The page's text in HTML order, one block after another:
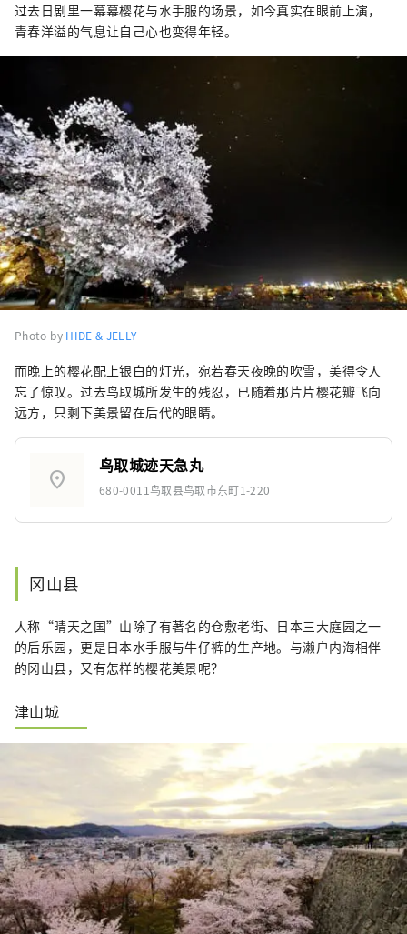
过去日剧里一幕幕樱花与水手服的场景，如今真实在眼前上演，
青春洋溢的气息让自己心也变得年轻。
Photo by HIDE & JELLY
而晚上的樱花配上银白的灯光，宛若春天夜晚的吹雪，美得令人
忘了惊叹。过去鸟取城所发生的残忍，已随着那片片樱花瓣飞向
远方，只剩下美景留在后代的眼睛。
location_on
鸟取城迹天急丸
680-0011鸟取县鸟取市东町1-220
冈山县
人称“晴天之国”山除了有著名的仓敷老街、日本三大庭园之一
的后乐园，更是日本水手服与牛仔裤的生产地。与濑户内海相伴
的冈山县，又有怎样的樱花美景呢？
津山城